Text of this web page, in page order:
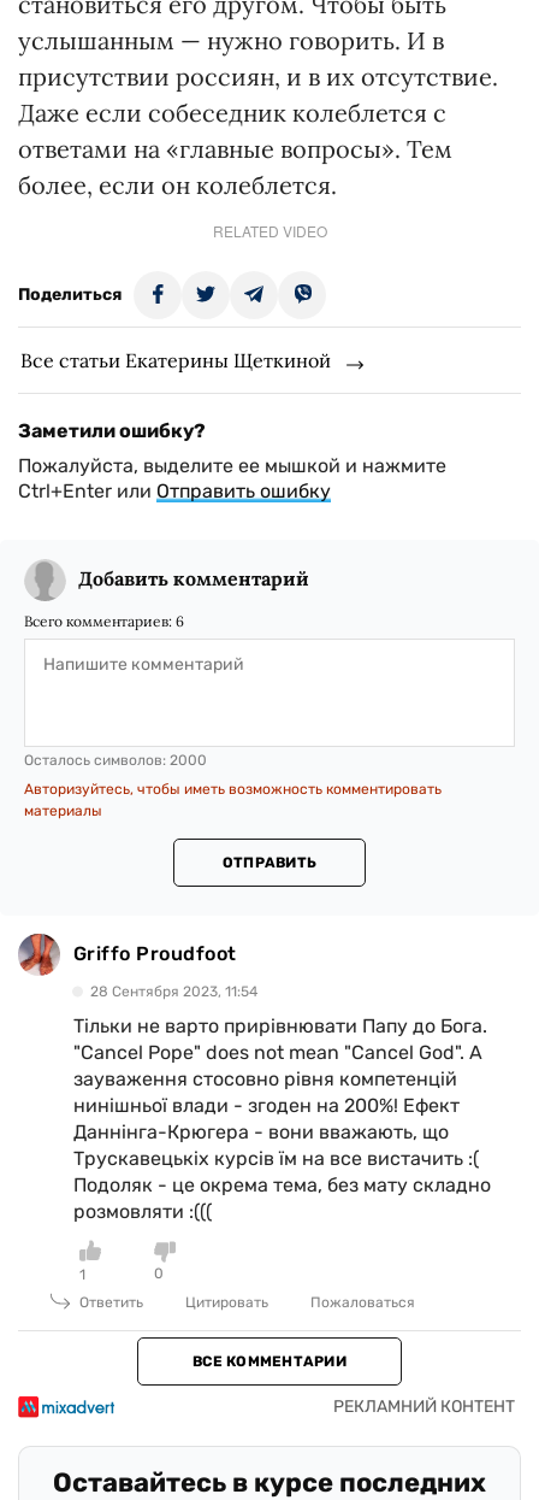
услышанным — нужно говорить. И в
присутствии россиян, и в их отсутствие.
Даже если собеседник колеблется с
ответами на «главные вопросы». Тем
более, если он колеблется.
RELATED VIDEO
Поделиться
Все статьи Екатерины Щеткиной
Заметили ошибку?
Пожалуйста, выделите ее мышкой и нажмите
Ctrl+Enter или Отправить ошибку
Добавить комментарий
Всего комментариев: 6
Осталось символов: 2000
Авторизуйтесь, чтобы иметь возможность комментировать
материалы
ОТПРАВИТЬ
Griffo Proudfoot
28 Сентября 2023, 11:54
Тільки не варто прирівнювати Папу до Бога.
"Cancel Pope" does not mean "Cancel God". А
зауваження стосовно рівня компетенцій
нинішньої влади - згоден на 200%! Ефект
Даннінга-Крюгера - вони вважають, що
Трускавецькіх курсів їм на все вистачить :(
Подоляк - це окрема тема, без мату складно
розмовляти :(((
1
0
Ответить
Цитировать Пожаловаться
ВСЕ КОММЕНТАРИИ
Оставайтесь в курсе последних